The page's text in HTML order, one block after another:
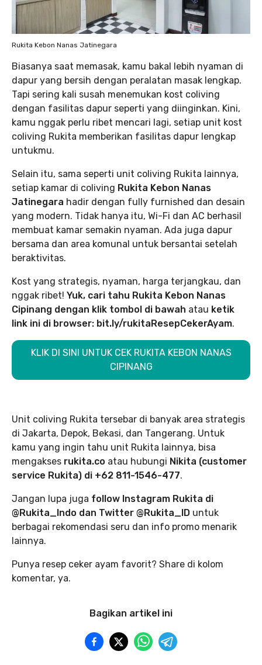
Rukita Kebon Nanas Jatinegara
Biasanya saat memasak, kamu bakal lebih nyaman di
dapur yang bersih dengan peralatan masak lengkap.
Tapi sering kali susah menemukan kost coliving
dengan fasilitas dapur seperti yang diinginkan. Kini,
kamu nggak perlu ribet mencari lagi, setiap unit kost
coliving Rukita memberikan fasilitas dapur lengkap
untukmu.
Selain itu, sama seperti unit coliving Rukita lainnya,
setiap kamar di coliving Rukita Kebon Nanas
Jatinegara hadir dengan fully furnished dan desain
yang modern. Tidak hanya itu, Wi-Fi dan AC berhasil
membuat kamar semakin nyaman. Ada juga dapur
bersama dan area komunal untuk bersantai setelah
beraktivitas.
Kost yang strategis, nyaman, harga terjangkau, dan
nggak ribet! Yuk, cari tahu Rukita Kebon Nanas
Cipinang dengan klik tombol di bawah atau ketik
link ini di browser: bit.ly/rukitaResepCekerAyam.
KLIK DI SINI UNTUK CEK RUKITA KEBON NANAS
CIPINANG
Unit coliving Rukita tersebar di banyak area strategis
di Jakarta, Depok, Bekasi, dan Tangerang. Untuk
kamu yang ingin tahu unit Rukita lainnya, bisa
mengakses rukita.co atau hubungi Nikita (customer
service Rukita) di +62 811-1546-477.
Jangan lupa juga follow Instagram Rukita di
@Rukita_Indo dan Twitter @Rukita_ID untuk
berbagai rekomendasi seru dan info promo menarik
lainnya.
Punya resep ceker ayam favorit? Share di kolom
komentar, ya.
Bagikan artikel ini